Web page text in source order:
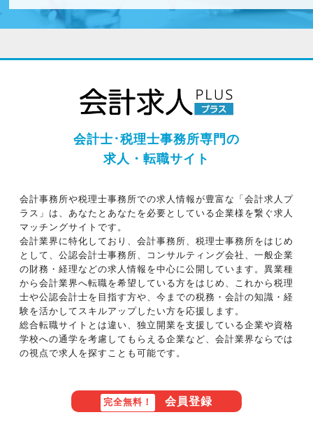
会計士･税理士事務所専門の
求人・転職サイト
会計事務所や税理士事務所での求人情報が豊富な「会計求人プ
ラス」は、あなたとあなたを必要としている企業様を繋ぐ求人
マッチングサイトです。
会計業界に特化しており、会計事務所、税理士事務所をはじめ
として、公認会計士事務所、コンサルティング会社、一般企業
の財務・経理などの求人情報を中心に公開しています。異業種
から会計業界へ転職を希望している方をはじめ、これから税理
士や公認会計士を目指す方や、今までの税務・会計の知識・経
験を活かしてスキルアップしたい方を応援します。
総合転職サイトとは違い、独立開業を支援している企業や資格
学校への通学を考慮してもらえる企業など、会計業界ならでは
の視点で求人を探すことも可能です。
完全無料！ 会員登録